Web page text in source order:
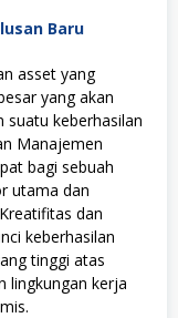
Baru
asset yang
yang akan
keberhasilan
Manajemen
bagi sebuah
utama dan
dan
keberhasilan
tinggi atas
lingkungan kerja